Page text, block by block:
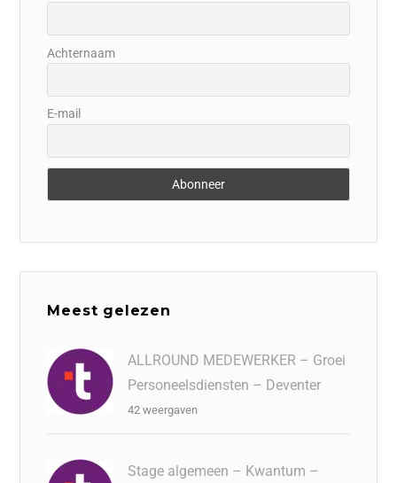
Achternaam
E-mail
Meest gelezen
ALLROUND MEDEWERKER – Groei
Personeelsdiensten – Deventer
42 weergaven
Stage algemeen – Kwantum –